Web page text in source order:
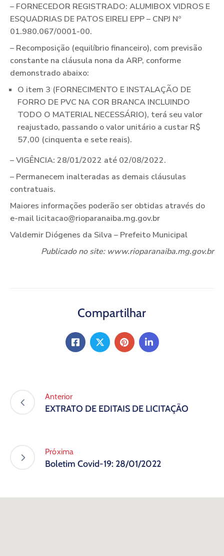
– FORNECEDOR REGISTRADO: ALUMIBOX VIDROS E
ESQUADRIAS DE PATOS EIRELI EPP – CNPJ Nº
01.980.067/0001-00.
– Recomposição (equilíbrio financeiro), com previsão
constante na cláusula nona da ARP, conforme
demonstrado abaixo:
O item 3 (FORNECIMENTO E INSTALAÇÃO DE
FORRO DE PVC NA COR BRANCA INCLUINDO
TODO O MATERIAL NECESSÁRIO), terá seu valor
reajustado, passando o valor unitário a custar R$
57,00 (cinquenta e sete reais).
– VIGÊNCIA: 28/01/2022 até 02/08/2022.
– Permanecem inalteradas as demais cláusulas
contratuais.
Maiores informações poderão ser obtidas através do
e-mail licitacao@rioparanaiba.mg.gov.br
Valdemir Diógenes da Silva – Prefeito Municipal
Publicado no site: www.rioparanaiba.mg.gov.br
Compartilhar
Anterior
EXTRATO DE EDITAIS DE LICITAÇÃO
Próxima
Boletim Covid-19: 28/01/2022